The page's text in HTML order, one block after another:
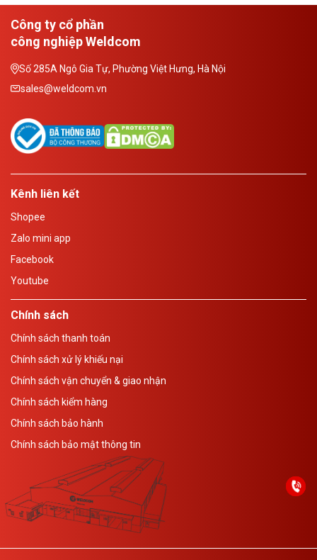
Công ty cổ phần
công nghiệp Weldcom
Số 285A Ngô Gia Tự, Phường Việt Hưng, Hà Nội
sales@weldcom.vn
Kênh liên kết
Shopee
Zalo mini app
Facebook
Youtube
Chính sách
Chính sách thanh toán
Chính sách xử lý khiếu nại
Chính sách vận chuyển & giao nhận
Chính sách kiểm hàng
Chính sách bảo hành
Chính sách bảo mật thông tin